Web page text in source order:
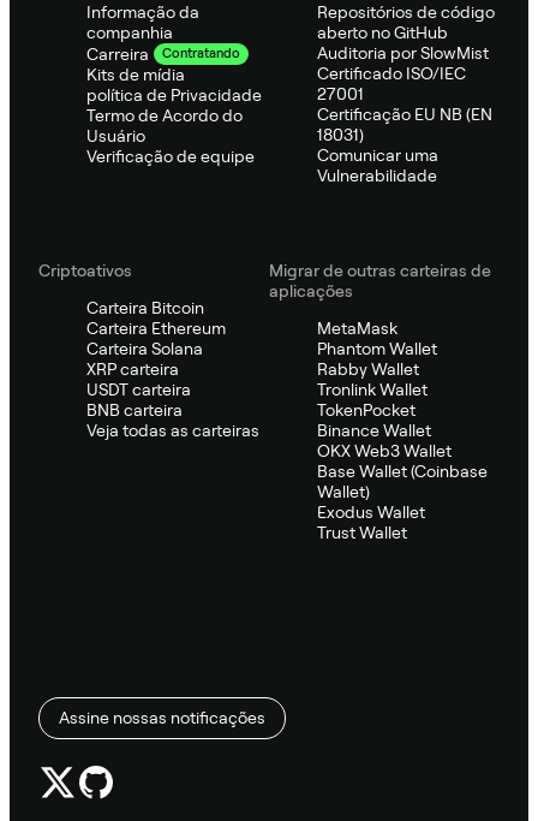
Informação da
companhia
Carreira
Contratando
Kits de mídia
política de Privacidade
Termo de Acordo do
Usuário
Verificação de equipe
Repositórios de código
aberto no GitHub
Auditoria por SlowMist
Certificado ISO/IEC
27001
Certificação EU NB (EN
18031)
Comunicar uma
Vulnerabilidade
Criptoativos
Carteira Bitcoin
Carteira Ethereum
Carteira Solana
XRP carteira
USDT carteira
BNB carteira
Veja todas as carteiras
Migrar de outras carteiras de
aplicações
MetaMask
Phantom Wallet
Rabby Wallet
Tronlink Wallet
TokenPocket
Binance Wallet
OKX Web3 Wallet
Base Wallet (Coinbase
Wallet)
Exodus Wallet
Trust Wallet
Assine nossas notificações